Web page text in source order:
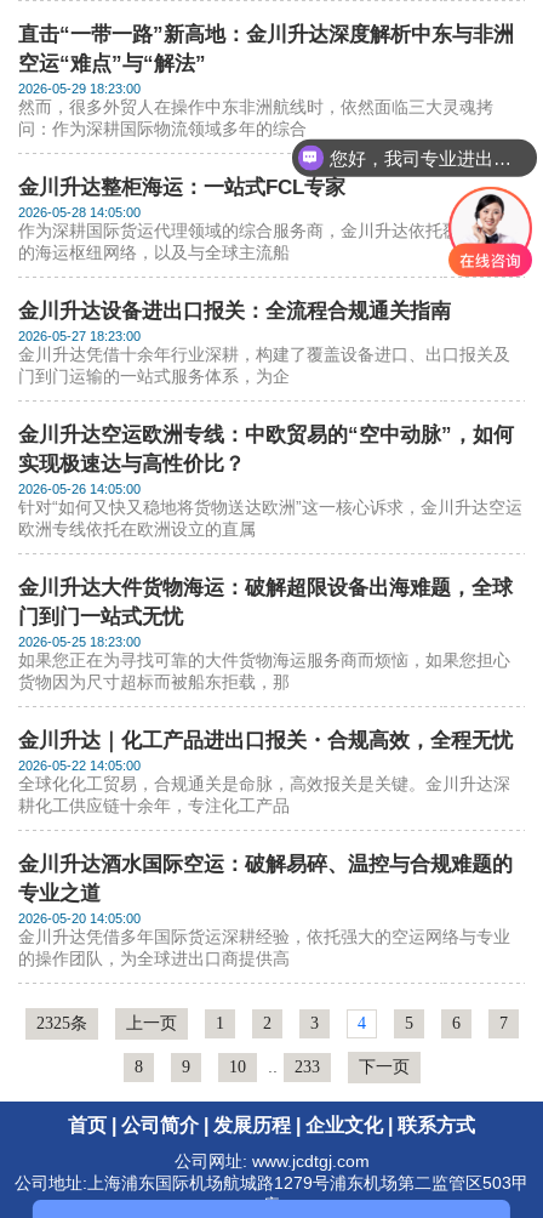
直击“一带一路”新高地：金川升达深度解析中东与非洲
空运“难点”与“解法”
2026-05-29 18:23:00
然而，很多外贸人在操作中东非洲航线时，依然面临三大灵魂拷
问：作为深耕国际物流领域多年的综合
金川升达整柜海运：一站式FCL专家
2026-05-28 14:05:00
作为深耕国际货运代理领域的综合服务商，金川升达依托覆盖全国
的海运枢纽网络，以及与全球主流船
金川升达设备进出口报关：全流程合规通关指南
2026-05-27 18:23:00
金川升达凭借十余年行业深耕，构建了覆盖设备进口、出口报关及
门到门运输的一站式服务体系，为企
金川升达空运欧洲专线：中欧贸易的“空中动脉”，如何
实现极速达与高性价比？
2026-05-26 14:05:00
针对“如何又快又稳地将货物送达欧洲”这一核心诉求，金川升达空运
欧洲专线依托在欧洲设立的直属
金川升达大件货物海运：破解超限设备出海难题，全球
门到门一站式无忧
2026-05-25 18:23:00
如果您正在为寻找可靠的大件货物海运服务商而烦恼，如果您担心
货物因为尺寸超标而被船东拒载，那
金川升达｜化工产品进出口报关・合规高效，全程无忧
2026-05-22 14:05:00
全球化化工贸易，合规通关是命脉，高效报关是关键。金川升达深
耕化工供应链十余年，专注化工产品
金川升达酒水国际空运：破解易碎、温控与合规难题的
专业之道
2026-05-20 14:05:00
金川升达凭借多年国际货运深耕经验，依托强大的空运网络与专业
的操作团队，为全球进出口商提供高
2325条 上一页 1 2 3 4 5 6 7
8 9 10 233 下一页
首页 公司简介| 发展历程 企业文化| 联系方式
公司网址: www.jcdtgj.com
公司地址:上海浦东国际机场航城路1279号浦东机场第二监管区503甲
库